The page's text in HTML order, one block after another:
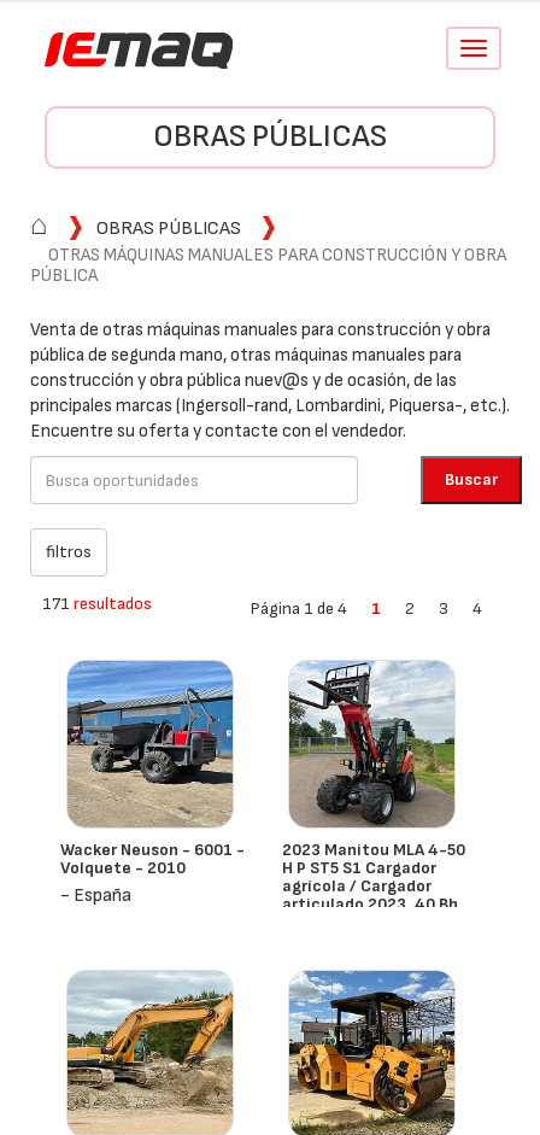
Conmutar
OBRAS PÚBLICAS
⌂
OBRAS PÚBLICAS
OTRAS MÁQUINAS MANUALES PARA CONSTRUCCIÓN Y OBRA
PÚBLICA
Venta de otras máquinas manuales para construcción y obra
pública de segunda mano, otras máquinas manuales para
construcción y obra pública nuev@s y de ocasión, de las
principales marcas (Ingersoll-rand, Lombardini, Piquersa-, etc.).
Encuentre su oferta y contacte con el vendedor.
171 resultados Página 1 de 4 1 2 3 4
Wacker Neuson - 6001 -
Volquete - 2010
- España
2023 Manitou MLA 4-50
H P ST5 S1 Cargador
agrícola / Cargador
articulado 2023, 40 Bh,
- España